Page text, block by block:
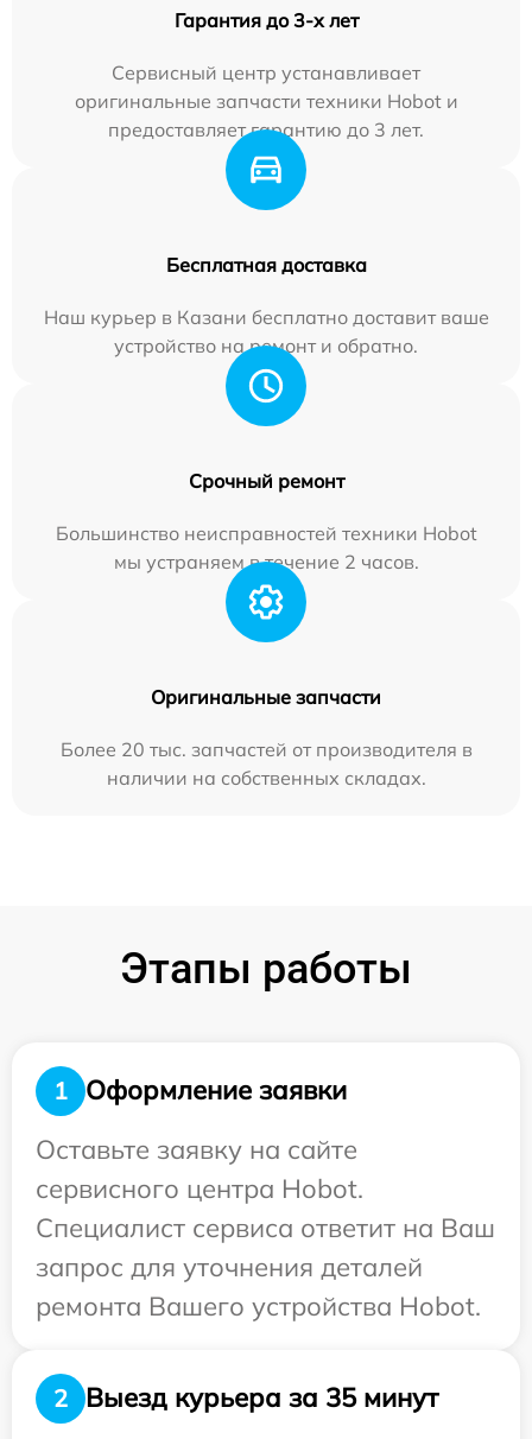
Гарантия до 3-х лет
Сервисный центр устанавливает
оригинальные запчасти техники Hobot и
предоставляет гарантию до 3 лет.
Бесплатная доставка
Наш курьер в Казани бесплатно доставит ваше
устройство на ремонт и обратно.
Срочный ремонт
Большинство неисправностей техники Hobot
мы устраняем в течение 2 часов.
Оригинальные запчасти
Более 20 тыс. запчастей от производителя в
наличии на собственных складах.
Этапы работы
1
Оформление заявки
Оставьте заявку на сайте
сервисного центра Hobot.
Специалист сервиса ответит на Ваш
запрос для уточнения деталей
ремонта Вашего устройства Hobot.
2 Выезд курьера за 35 минут